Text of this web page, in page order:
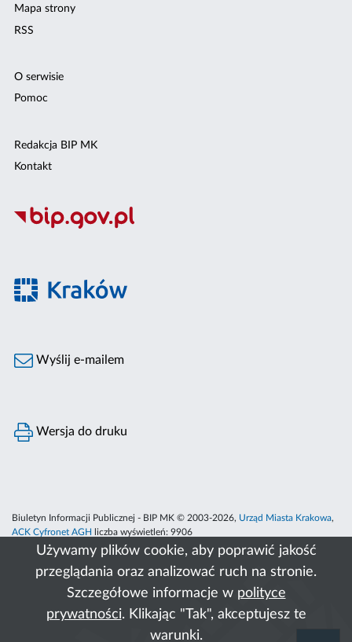
Używamy plików cookie, aby poprawić jakość
przeglądania oraz analizować ruch na stronie.
Szczegółowe informacje w polityce
prywatności. Klikając "Tak", akceptujesz te
warunki.
Mapa strony
RSS
O serwisie
Pomoc
Redakcja BIP MK
Kontakt
Wyślij e-mailem
Wersja do druku
Biuletyn Informacji Publicznej - BIP MK © 2003-2026, Urząd Miasta Krakowa,
ACK Cyfronet AGH
liczba wyświetleń: 9906